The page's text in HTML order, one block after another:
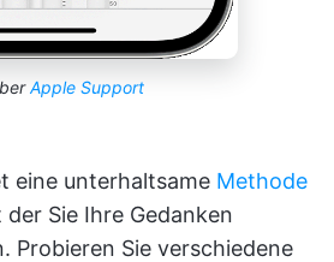
Apple Support
eine unterhaltsame Methode
der Sie Ihre Gedanken
Probieren Sie verschiedene